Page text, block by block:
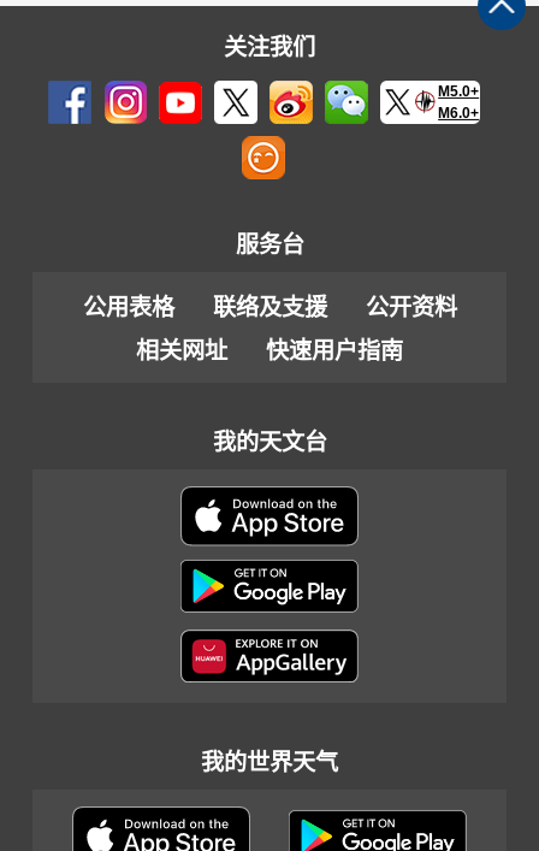
关注我们
M5.0+
M6.0+
服务台
公用表格 联络及支援
公开资料
相关网址
快速用户指南
我的天文台
我的世界天气